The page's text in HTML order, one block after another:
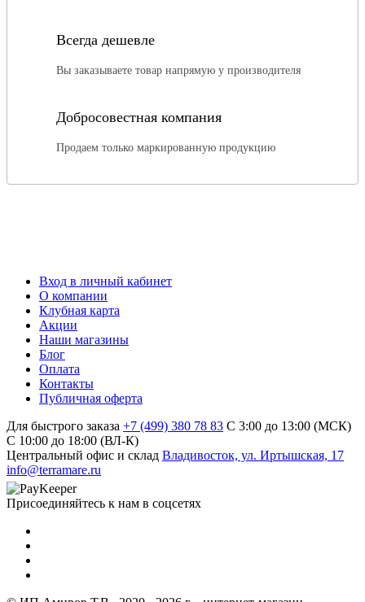
Всегда дешевле
Вы заказываете товар напрямую у производителя
Добросовестная компания
Продаем только маркированную продукцию
Вход в личный кабинет
О компании
Клубная карта
Акции
Наши магазины
Блог
Оплата
Контакты
Публичная оферта
Для быстрого заказа +7 (499) 380 78 83 С 3:00 до 13:00 (МСК)
C 10:00 до 18:00 (ВЛ-К)
Центральный офис и склад Владивосток, ул. Иртышская, 17
info@terramare.ru
Присоединяйтесь к нам в соцсетях